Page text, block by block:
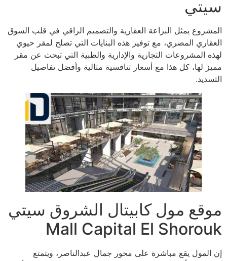
سيتي
المشروع يمثل البراعة العقارية والتصميم الراقي في قلب السوق
العقاري المصري، مع توفير هذه البنايات التي تصلح لمقر حيوي
لهذه المشروعات التجارية والإدارية والطبية التي تبحث عن مقر
مميز لها، كل هذا مع أسعار تنافسية مثالية وأفضل تفاصيل
التسديد.
موقع مول كابيتال الشروق سيتي
Mall Capital El Shorouk
إن المول يقع مباشرة على محور جمال عبدالناصر، ويتمتع